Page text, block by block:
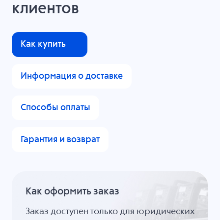
клиентов
Как купить
Информация о доставке
Способы оплаты
Гарантия и возврат
Как оформить заказ
Заказ доступен только для юридических